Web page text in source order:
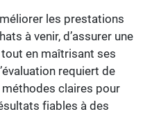
les prestations
à venir, d’assurer une
en maîtrisant ses
requiert de
claires pour
fiables à des